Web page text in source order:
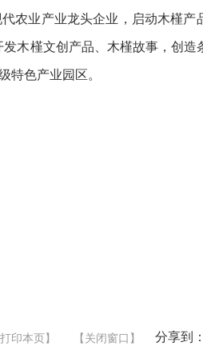
农业产业龙头企业，启动木槿产
木槿文创产品、木槿故事，创造
色产业园区。
打印本页】 【关闭窗口】 分享到：